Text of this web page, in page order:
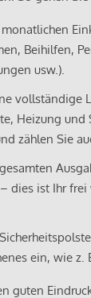
Beihilfen,
usw.).
vollständige
Heizung
zählen Sie
dies ist Ihr frei
ein, wie z.
guten